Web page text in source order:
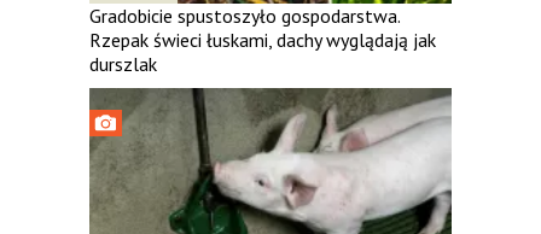
Gradobicie spustoszyło gospodarstwa.
Rzepak świeci łuskami, dachy wyglądają jak
durszlak